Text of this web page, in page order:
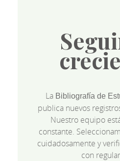
La Bibliografía de
publica nuevos
Nuestro equipo
constante.
cuidadosamente y
con